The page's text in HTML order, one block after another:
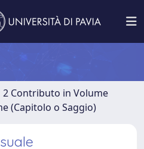
2 Contributo in Volume
(Capitolo o Saggio)